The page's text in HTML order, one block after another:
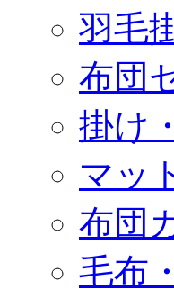
羽毛
布団
掛け
マッ
布団
毛布